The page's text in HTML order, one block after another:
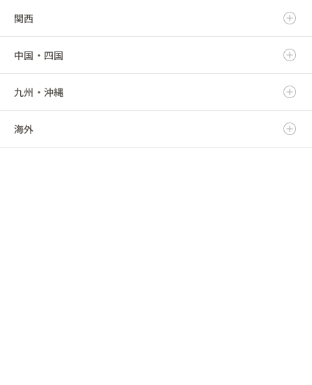
秋田県
山形県
福島県
群馬県
埼玉県
千葉県
東京都
静岡県
愛知県
三重県
新潟県
富山県
石川県
福井県
関西
滋賀県
京都府
大阪府
中国・四国
鳥取県
島根県
九州・沖縄
福岡県
海外